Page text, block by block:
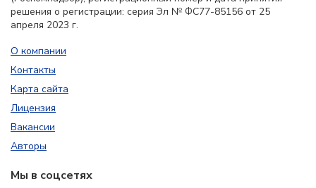
решения о регистрации: серия Эл № ФС77-85156 от 25
апреля 2023 г.
О компании
Контакты
Карта сайта
Лицензия
Вакансии
Авторы
Мы в соцсетях